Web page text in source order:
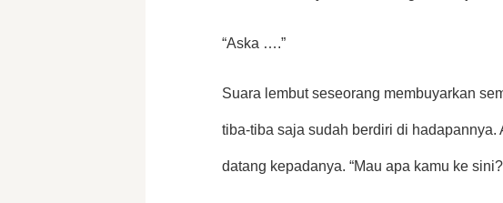
“Aska ….”
Suara lembut seseorang membuyarkan
tiba-tiba saja sudah berdiri di
datang kepadanya. “Mau apa kamu ke